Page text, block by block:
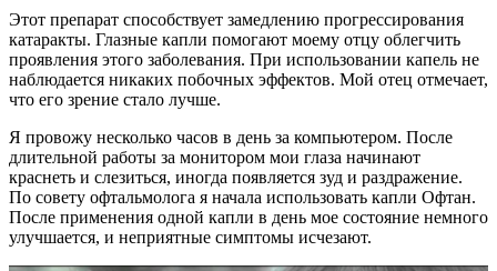
Этот препарат способствует замедлению прогрессирования
катаракты. Глазные капли помогают моему отцу облегчить
проявления этого заболевания. При использовании капель не
наблюдается никаких побочных эффектов. Мой отец отмечает,
что его зрение стало лучше.
Я провожу несколько часов в день за компьютером. После
длительной работы за монитором мои глаза начинают
краснеть и слезиться, иногда появляется зуд и раздражение.
По совету офтальмолога я начала использовать капли Офтан.
После применения одной капли в день мое состояние немного
улучшается, и неприятные симптомы исчезают.